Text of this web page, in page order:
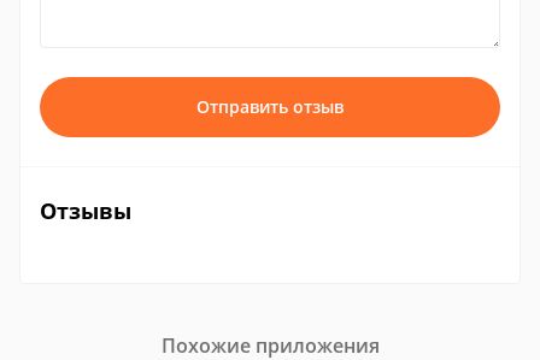
Отправить отзыв
Отзывы
Похожие приложения